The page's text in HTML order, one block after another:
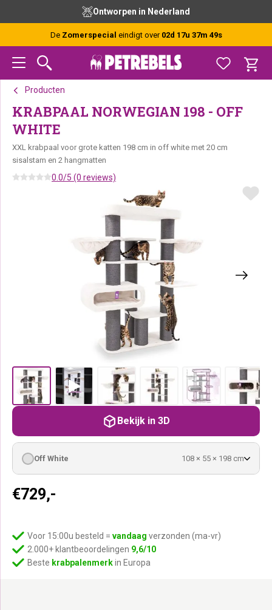
hoofdnavigatie
hoofd
inhoud
voettekst
Ontworpen in Nederland
De Zomerspecial eindigt over 02d 17u 37m 49s
Producten
KRABPAAL NORWEGIAN 198 - OFF
WHITE
XXL krabpaal voor grote katten 198 cm in off white met 20 cm
sisalstam en 2 hangmatten
0.0/5 (0 reviews)
€729,-
Off White 108 × 55 × 198 cm
Voor 15:00u besteld = vandaag verzonden (ma-vr)
2.000+ klantbeoordelingen 9,6/10
Beste krabpalenmerkin Europa
Bekijk in 3D